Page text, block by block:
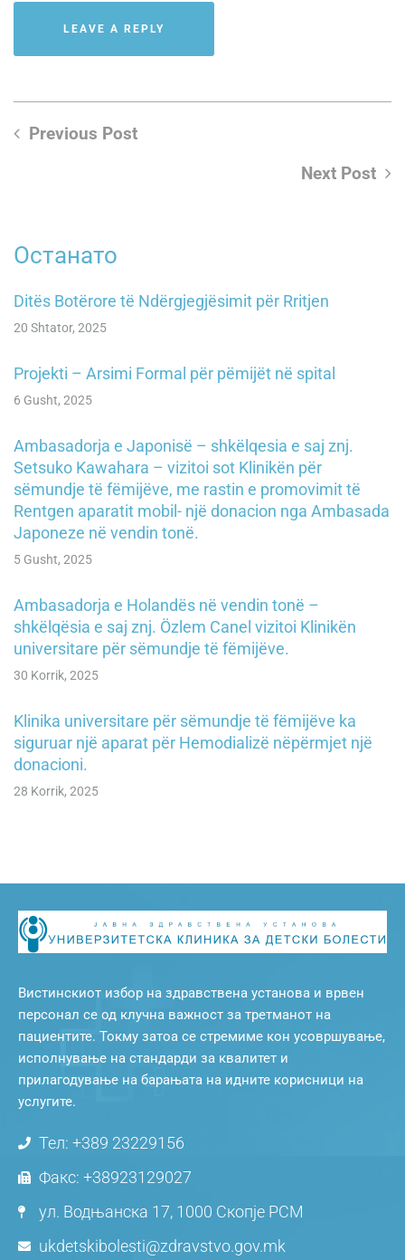
Previous Post
Next Post
Останато
Ditës Botërore të Ndërgjegjësimit për Rritjen
20 Shtator, 2025
Projekti – Arsimi Formal për pëmijët në spital
6 Gusht, 2025
Ambasadorja e Japonisë – shkëlqesia e saj znj.
Setsuko Kawahara – vizitoi sot Klinikën për
sëmundje të fëmijëve, me rastin e promovimit të
Rentgen aparatit mobil- një donacion nga Ambasada
Japoneze në vendin tonë.
5 Gusht, 2025
Ambasadorja e Holandës në vendin tonë –
shkëlqësia e saj znj. Özlem Canel vizitoi Klinikën
universitare për sëmundje të fëmijëve.
30 Korrik, 2025
Klinika universitare për sëmundje të fëmijëve ka
siguruar një aparat për Hemodializë nëpërmjet një
donacioni.
28 Korrik, 2025
Вистинскиот избор на здравствена установа и врвен
персонал се од клучна важност за третманот на
пациентите. Токму затоа се стремиме кон усовршување,
исполнување на стандарди за квалитет и
прилагодување на барањата на идните корисници на
услугите.
Тел: +389 23229156
Факс: +38923129027
ул. Водњанска 17, 1000 Скопје РСМ
ukdetskibolesti@zdravstvo.gov.mk